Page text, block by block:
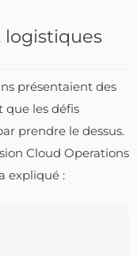
logistiques
présentaient des
que les défis
prendre le dessus.
Cloud Operations
expliqué :